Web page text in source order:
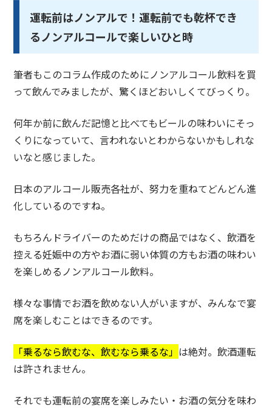
運転前はノンアルで！運転前でも乾杯でき
るノンアルコールで楽しいひと時
筆者もこのコラム作成のためにノンアルコール飲料を買
って飲んでみましたが、驚くほどおいしくてびっくり。
何年か前に飲んだ記憶と比べてもビールの味わいにそっ
くりになっていて、言われないとわからないかもしれな
いなと感じました。
日本のアルコール販売各社が、努力を重ねてどんどん進
化しているのですね。
もちろんドライバーのためだけの商品ではなく、飲酒を
控える妊娠中の方やお酒に弱い体質の方もお酒の味わい
を楽しめるノンアルコール飲料。
様々な事情でお酒を飲めない人がいますが、みんなで宴
席を楽しむことはできるのです。
「乗るなら飲むな、飲むなら乗るな」 は絶対。飲酒運転
は許されません。
それでも運転前の宴席を楽しみたい・お酒の気分を味わ